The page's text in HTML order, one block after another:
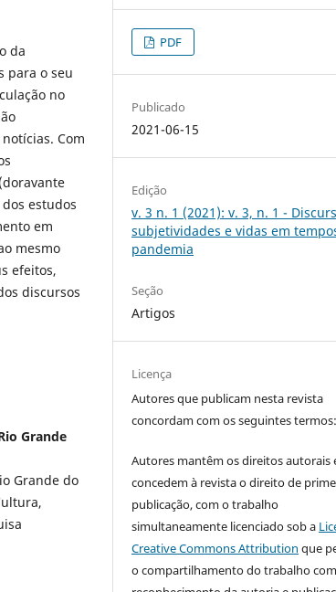
da
para o seu
no
Com
estudos
em
mesmo
efeitos,
discursos
Grande
Grande do
PDF
Publicado
2021-06-15
Edição
v. 3 n. 1 (2021): v. 3, n. 1 -
subjetividades e vidas em
pandemia
Seção
Artigos
Licença
Autores que publicam nesta revista
concordam com os seguintes termos:
Autores mantêm os direitos autorais
concedem à revista o direito de
publicação, com o trabalho
simultaneamente licenciado sob a
Creative Commons Attribution que
o compartilhamento do trabalho com